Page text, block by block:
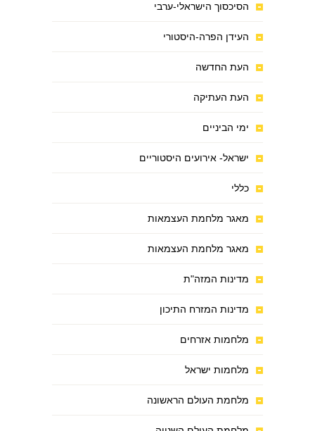
הסיכסוך הישראלי-ערבי
העידן הפרה-היסטורי
העת החדשה
העת העתיקה
ימי הביניים
ישראל- אירועים היסטוריים
כללי
מאגר מלחמת העצמאות
מאגר מלחמת העצמאות
מדינות המזה"ת
מדינות המזרח התיכון
מלחמות אזרחים
מלחמות ישראל
מלחמת העולם הראשונה